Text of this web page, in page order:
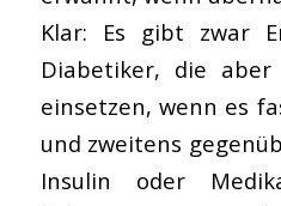
Klar: Es gibt zwar
Diabetiker, die
einsetzen, wenn es
und zweitens
Insulin oder